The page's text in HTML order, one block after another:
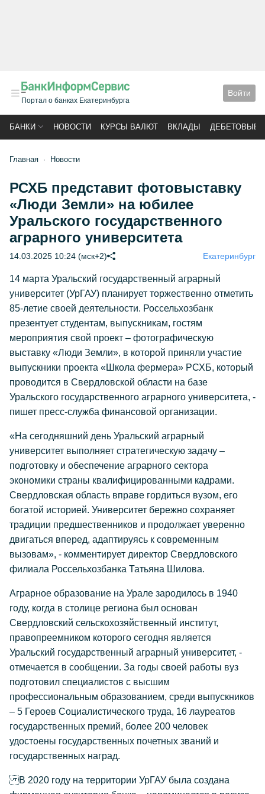
Портал о банках Екатеринбурга
Войти
БАНКИ НОВОСТИ КУРСЫ ВАЛЮТ ВКЛАДЫ ДЕБЕТОВЫЕ
Главная Новости
РСХБ представит фотовыставку
«Люди Земли» на юбилее
Уральского государственного
аграрного университета
14.03.2025 10:24 (мск+2) Екатеринбург
14 марта Уральский государственный аграрный
университет (УрГАУ) планирует торжественно отметить
85-летие своей деятельности. Россельхозбанк
презентует студентам, выпускникам, гостям
мероприятия свой проект – фотографическую
выставку «Люди Земли», в которой приняли участие
выпускники проекта «Школа фермера» РСХБ, который
проводится в Свердловской области на базе
Уральского государственного аграрного университета, -
пишет пресс-служба финансовой организации.
«На сегодняшний день Уральский аграрный
университет выполняет стратегическую задачу –
подготовку и обеспечение аграрного сектора
экономики страны квалифицированными кадрами.
Свердловская область вправе гордиться вузом, его
богатой историей. Университет бережно сохраняет
традиции предшественников и продолжает уверенно
двигаться вперед, адаптируясь к современным
вызовам», - комментирует директор Свердловского
филиала Россельхозбанка Татьяна Шилова.
Аграрное образование на Урале зародилось в 1940
году, когда в столице региона был основан
Свердловский сельскохозяйственный институт,
правопреемником которого сегодня является
Уральский государственный аграрный университет, -
отмечается в сообщении. За годы своей работы вуз
подготовил специалистов с высшим
профессиональным образованием, среди выпускников
– 5 Героев Социалистического труда, 16 лауреатов
государственных премий, более 200 человек
удостоены государственных почетных званий и
государственных наград.
В 2020 году на территории УрГАУ была создана